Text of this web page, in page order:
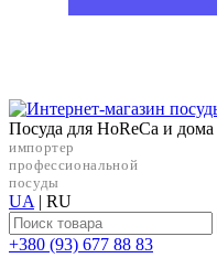
Посуда для HoReCa и дома
импортер
профессиональной
посуды
UA | RU
+38‎0 (93) 677 88 83